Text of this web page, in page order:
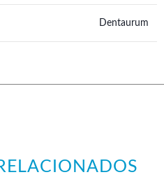
Dentaurum